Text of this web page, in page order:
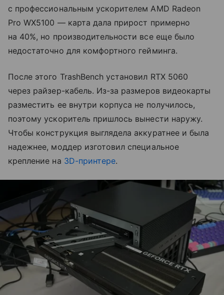
с профессиональным ускорителем AMD Radeon
Pro WX5100 — карта дала прирост примерно
на 40%, но производительности все еще было
недостаточно для комфортного гейминга.
После этого TrashBench установил RTX 5060
через райзер-кабель. Из-за размеров видеокарты
разместить ее внутри корпуса не получилось,
поэтому ускоритель пришлось вынести наружу.
Чтобы конструкция выглядела аккуратнее и была
надежнее, моддер изготовил специальное
крепление на 3D-принтере.